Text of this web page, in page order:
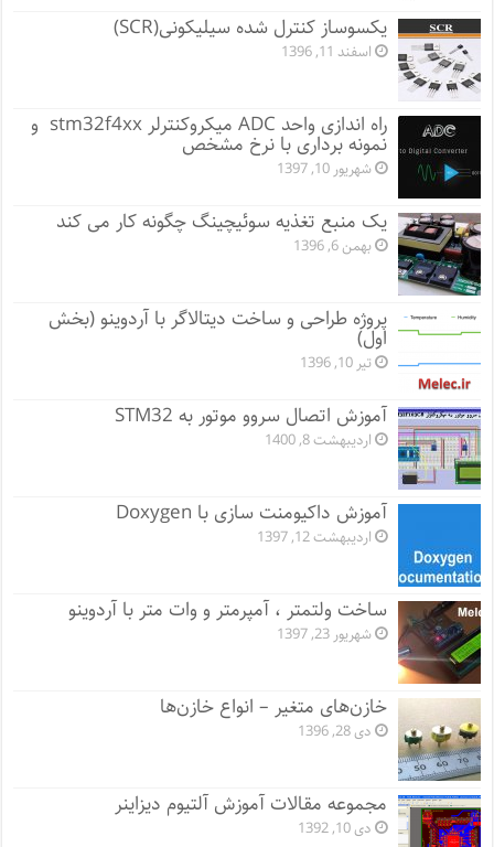
یکسوساز کنترل شده سیلیکونی(SCR)
اسفند 11, 1396
راه اندازی واحد ADC میکروکنترلر stm32f4xx و
نمونه برداری با نرخ مشخص
شهریور 10, 1397
یک منبع تغذیه سوئیچینگ چگونه کار می کند
بهمن 6, 1396
پروژه طراحی و ساخت دیتالاگر با آردوینو (بخش
اول)
تیر 10, 1396
آموزش اتصال سروو موتور به STM32
اردیبهشت 8, 1400
آموزش داکیومنت سازی با Doxygen
اردیبهشت 12, 1397
ساخت ولتمتر ، آمپرمتر و وات متر با آردوینو
شهریور 23, 1397
خازن‌های متغیر – انواع خازن‌ها
دی 28, 1396
مجموعه مقالات آموزش آلتیوم دیزاینر
دی 10, 1392